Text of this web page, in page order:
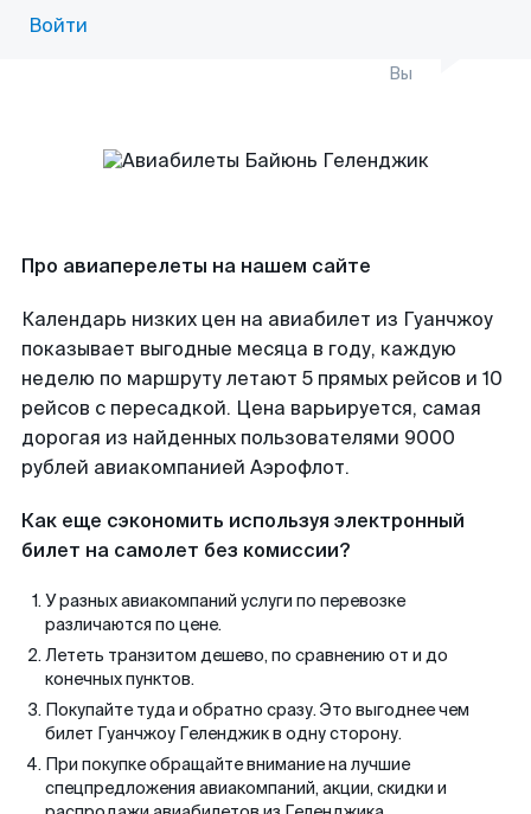
Войти
Вы
Про авиаперелеты на нашем сайте
Календарь низких цен на авиабилет из Гуанчжоу
показывает выгодные месяца в году, каждую
неделю по маршруту летают 5 прямых рейсов и 10
рейсов с пересадкой. Цена варьируется, самая
дорогая из найденных пользователями 9000
рублей авиакомпанией Аэрофлот.
Как еще сэкономить используя электронный
билет на самолет без комиссии?
У разных авиакомпаний услуги по перевозке
различаются по цене.
Лететь транзитом дешево, по сравнению от и до
конечных пунктов.
Покупайте туда и обратно сразу. Это выгоднее чем
билет Гуанчжоу Геленджик в одну сторону.
При покупке обращайте внимание на лучшие
спецпредложения авиакомпаний, акции, скидки и